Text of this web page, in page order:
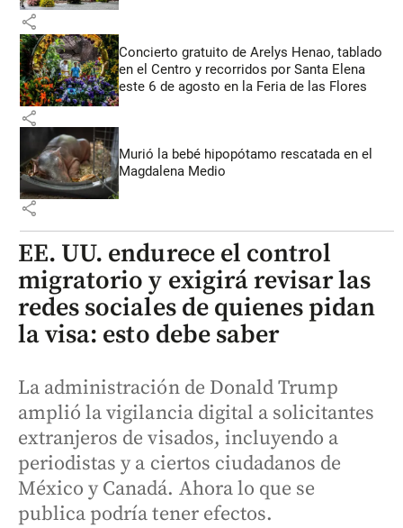
share
Concierto gratuito de Arelys Henao, tablado
en el Centro y recorridos por Santa Elena
este 6 de agosto en la Feria de las Flores
share
Murió la bebé hipopótamo rescatada en el
Magdalena Medio
share
EE. UU. endurece el control
migratorio y exigirá revisar las
redes sociales de quienes pidan
la visa: esto debe saber
La administración de Donald Trump
amplió la vigilancia digital a solicitantes
extranjeros de visados, incluyendo a
periodistas y a ciertos ciudadanos de
México y Canadá. Ahora lo que se
publica podría tener efectos.